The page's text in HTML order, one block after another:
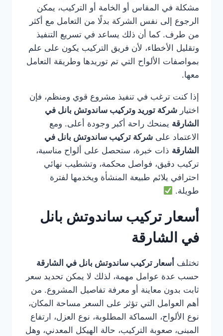
مشكلة في المقاس أو الخامة أو التركيب، يمكن
الرجوع إلى نفس الشركة بدلًا من التعامل مع أكثر
من طرف. كما أن ذلك يساعد في تسريع التنفيذ
وتقليل الأخطاء، لأن فريق التركيب يكون على علم
بمواصفات الألواح التي تم توريدها وطريقة التعامل
معها.
إذا كنت ترغب في تنفيذ مشروع قوي ومنظم، فإن
اختيار شركة توريد وتركيب ساندوتش بانل في
الشارقة يمنحك راحة أكبر وجودة أعلى. ومع
الاعتماد على شركة تركيب ساندوتش بانل في
الشارقة ذات خبرة، ستحصل على ألواح مناسبة،
تركيب دقيق، فواصل محكمة، وتشطيب نهائي
احترافي يلائم طبيعة المنشأة ويخدمها لفترة
طويلة.
أسعار تركيب ساندوتش بانل
في الشارقة
تختلف أسعار تركيب ساندوتش بانل في الشارقة
حسب عدة عوامل مهمة، لذلك لا يمكن تحديد سعر
ثابت بدون معاينة أو معرفة تفاصيل المشروع. من
أهم العوامل التي تؤثر على السعر مساحة المكان،
نوع الألواح، السماكة المطلوبة، نوع العزل، ارتفاع
المبنى، صعوبة التركيب، حالة الهيكل المعدني، وهل